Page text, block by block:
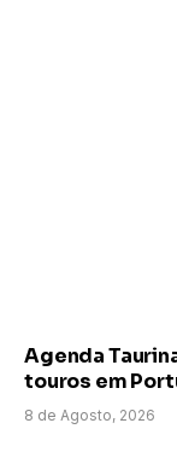
Agenda
touros em
8 de Agosto, 2026